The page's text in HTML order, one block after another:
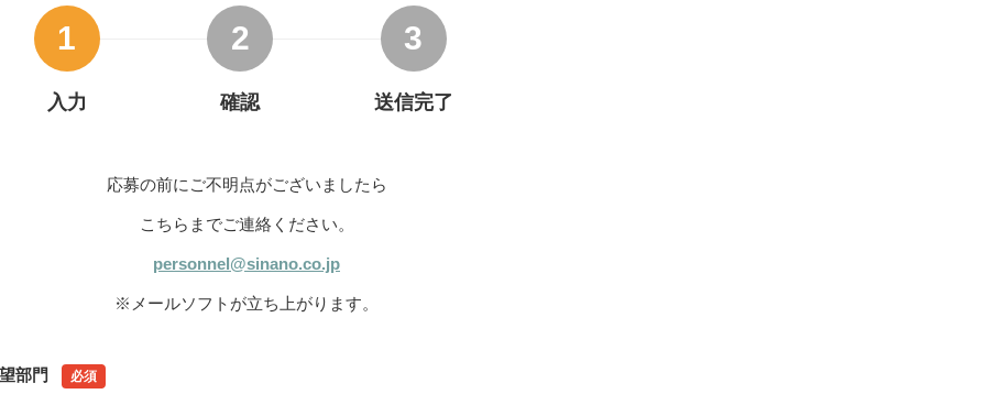
1
入力
2
確認
3
送信完了
応募の前にご不明点がございましたら
こちらまでご連絡ください。
personnel@sinano.co.jp
※メールソフトが立ち上がります。
部門 必須